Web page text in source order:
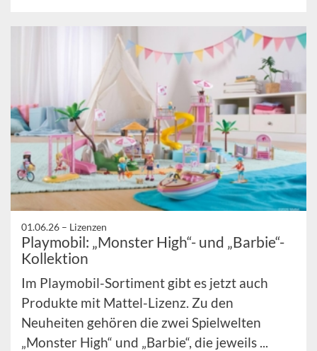
01.06.26 – Lizenzen
Playmobil: „Monster High“- und „Barbie“-
Kollektion
Im Playmobil-Sortiment gibt es jetzt auch
Produkte mit Mattel-Lizenz. Zu den
Neuheiten gehören die zwei Spielwelten
„Monster High“ und „Barbie“, die jeweils ...